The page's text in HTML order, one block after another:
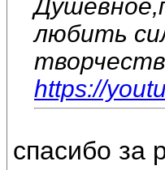
любить
https://
спасибо за